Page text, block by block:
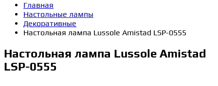
Главная
Настольные лампы
Декоративные
Настольная лампа Lussole Amistad LSP-0555
Настольная лампа Lussole Amistad
LSP-0555